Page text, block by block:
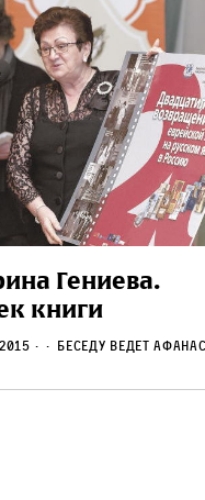
Гениева.
книги
Беседу ведет